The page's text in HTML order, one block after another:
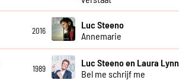
2016
Luc Steeno
Annemarie
1989
Luc Steeno en Laura Lynn
Bel me schrijf me